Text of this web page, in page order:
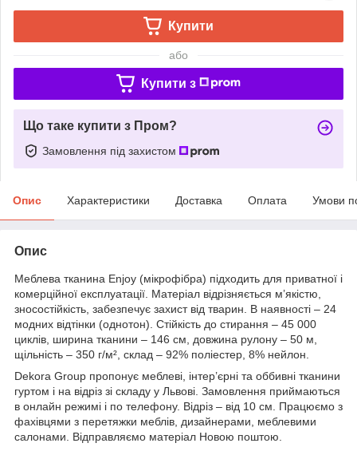
Купити
або
Купити з
Що таке купити з Пром?
Замовлення під захистом
Опис Характеристики Доставка Оплата Умови
Опис
Меблева тканина Enjoy (мікрофібра) підходить для приватної і
комерційної експлуатації. Матеріал відрізняється м’якістю,
зносостійкість, забезпечує захист від тварин. В наявності – 24
модних відтінки (однотон). Стійкість до стирання – 45 000
циклів, ширина тканини – 146 см, довжина рулону – 50 м,
щільність – 350 г/м², склад – 92% поліестер, 8% нейлон.
Dekora Group пропонує меблеві, інтер’єрні та оббивні тканини
гуртом і на відріз зі складу у Львові. Замовлення приймаються
в онлайн режимі і по телефону. Відріз – від 10 см. Працюємо з
фахівцями з перетяжки меблів, дизайнерами, меблевими
салонами. Відправляємо матеріал Новою поштою.